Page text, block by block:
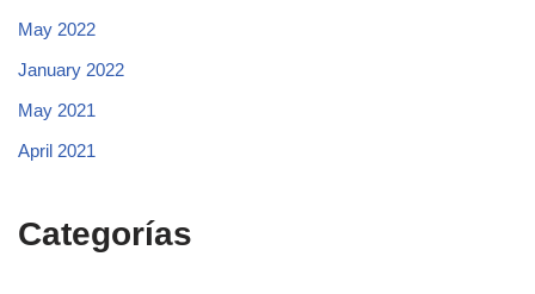
May 2022
January 2022
May 2021
April 2021
Categorías